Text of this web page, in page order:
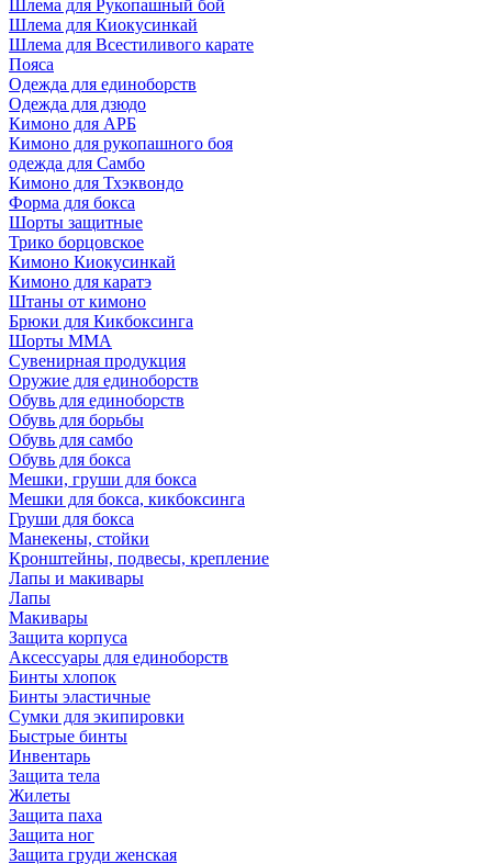
Шлема для Рукопашный бой
Шлема для Киокусинкай
Шлема для Всестиливого карате
Пояса
Одежда для единоборств
Одежда для дзюдо
Кимоно для АРБ
Кимоно для рукопашного боя
одежда для Самбо
Кимоно для Тхэквондо
Форма для бокса
Шорты защитные
Трико борцовское
Кимоно Киокусинкай
Кимоно для каратэ
Штаны от кимоно
Брюки для Кикбоксинга
Шорты ММА
Сувенирная продукция
Оружие для единоборств
Обувь для единоборств
Обувь для борьбы
Обувь для самбо
Обувь для бокса
Мешки, груши для бокса
Мешки для бокса, кикбоксинга
Груши для бокса
Манекены, стойки
Кронштейны, подвесы, крепление
Лапы и макивары
Лапы
Макивары
Защита корпуса
Аксессуары для единоборств
Бинты хлопок
Бинты эластичные
Сумки для экипировки
Быстрые бинты
Инвентарь
Защита тела
Жилеты
Защита паха
Защита ног
Защита груди женская